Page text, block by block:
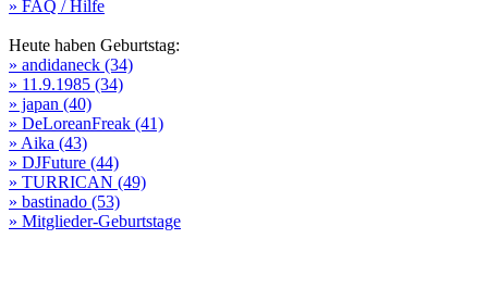
» FAQ / Hilfe
Heute haben Geburtstag:
» andidaneck (34)
» 11.9.1985 (34)
» japan (40)
» DeLoreanFreak (41)
» Aika (43)
» DJFuture (44)
» TURRICAN (49)
» bastinado (53)
» Mitglieder-Geburtstage